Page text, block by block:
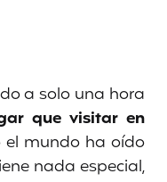
a solo una hora
que visitar en
mundo ha oído
nada especial,